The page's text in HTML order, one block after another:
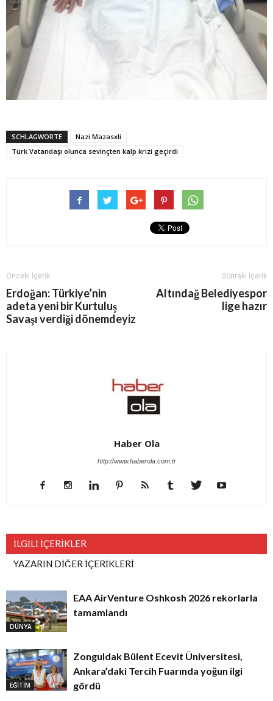
SCHLAGWORTE
Nazi Mazasxli
Türk Vatandaşı olunca sevinçten kalp krizi geçirdi
Önceki İçerik
Erdoğan: Türkiye’nin
adeta yeni bir Kurtuluş
Savaşı verdiği dönemdeyiz
Sonraki İçerik
Altındağ Belediyespor
lige hazır
Haber Ola
http://www.haberola.com.tr
İLGİLİ İÇERİKLER
YAZARIN DİĞER İÇERİKLERİ
DÜNYA
EAA AirVenture Oshkosh 2026 rekorlarla
tamamlandı
EĞİTİM
Zonguldak Bülent Ecevit Üniversitesi,
Ankara’daki Tercih Fuarında yoğun ilgi
gördü